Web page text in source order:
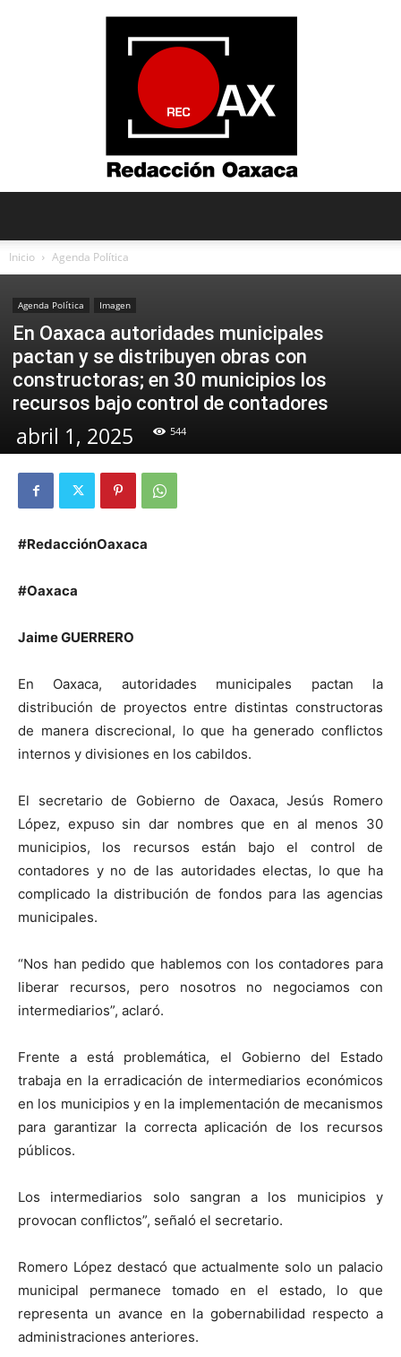
Inicio Agenda Política
Agenda Política Imagen
En Oaxaca autoridades municipales
pactan y se distribuyen obras con
constructoras; en 30 municipios los
recursos bajo control de contadores
abril 1, 2025 544
#RedacciónOaxaca
#Oaxaca
Jaime GUERRERO
En Oaxaca, autoridades municipales pactan la
distribución de proyectos entre distintas constructoras
de manera discrecional, lo que ha generado conflictos
internos y divisiones en los cabildos.
El secretario de Gobierno de Oaxaca, Jesús Romero
López, expuso sin dar nombres que en al menos 30
municipios, los recursos están bajo el control de
contadores y no de las autoridades electas, lo que ha
complicado la distribución de fondos para las agencias
municipales.
“Nos han pedido que hablemos con los contadores para
liberar recursos, pero nosotros no negociamos con
intermediarios”, aclaró.
Frente a está problemática, el Gobierno del Estado
trabaja en la erradicación de intermediarios económicos
en los municipios y en la implementación de mecanismos
para garantizar la correcta aplicación de los recursos
públicos.
Los intermediarios solo sangran a los municipios y
provocan conflictos”, señaló el secretario.
Romero López destacó que actualmente solo un palacio
municipal permanece tomado en el estado, lo que
representa un avance en la gobernabilidad respecto a
administraciones anteriores.